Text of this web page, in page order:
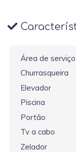
Área de serviço
Churrasqueira
Elevador
Piscina
Portão
Tv a cabo
Zelador